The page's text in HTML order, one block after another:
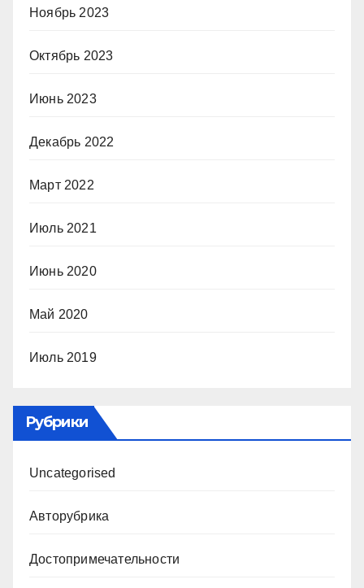
Ноябрь 2023
Октябрь 2023
Июнь 2023
Декабрь 2022
Март 2022
Июль 2021
Июнь 2020
Май 2020
Июль 2019
Рубрики
Uncategorised
Авторубрика
Достопримечательности